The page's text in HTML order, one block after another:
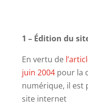
1 – Édition du
En vertu de
juin 2004pour la
numérique, il est
site internet